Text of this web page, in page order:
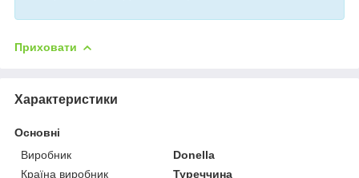
Приховати
Характеристики
Основні
Виробник
Donella
Країна виробник
Туреччина